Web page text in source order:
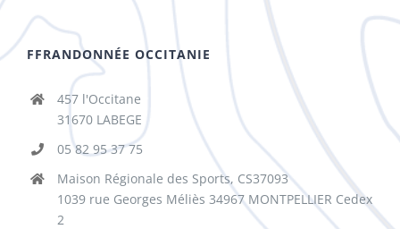
FFRANDONNÉE OCCITANIE
457 l'Occitane
31670 LABEGE
05 82 95 37 75
Maison Régionale des Sports, CS37093
1039 rue Georges Méliès 34967 MONTPELLIER Cedex
2